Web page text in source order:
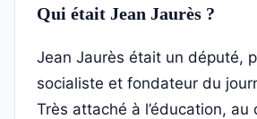
Qui était Jean Jaurès ?
Jean Jaurès était un député,
socialiste et fondateur du
Très attaché à l’éducation, au